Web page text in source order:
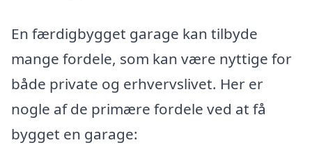
En færdigbygget garage kan tilbyde
mange fordele, som kan være nyttige for
både private og erhvervslivet. Her er
nogle af de primære fordele ved at få
bygget en garage: